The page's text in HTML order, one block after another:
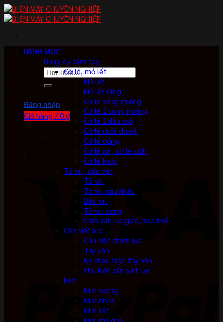
Skip
to
Tìm
kiếm:
Đăng nhập
Giỏ hàng /0 ₫
No products in the cart.
DANH MỤC
Dụng cụ cầm tay
Cờ lê, mỏ lết
Mỏ lết
Mỏ lết răng
Cờ lê vòng miệng
Cờ lê 2 vòng miệng
Cờ lê 2 đầu mở
Cờ lê đuôi chuột
Cờ lê đóng
Cờ lê đai, cờ lê xích
Cờ lê khác
Tô vít, đầu vặn
Tô vít
Tô vít đầu khẩu
Đầu vít
Tô vít đóng
Chìa vặn lục giác, hoa khế
Cần siết lực
Cần siết chỉnh lực
Tay vặn
Bộ khẩu tuýt tay vặn
Phụ kiện cần siết lực
Kìm
Kìm vuông
Kìm nhọn
Kìm cắt